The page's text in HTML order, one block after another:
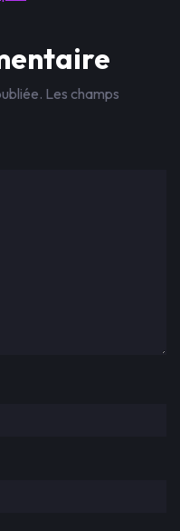
Les champs